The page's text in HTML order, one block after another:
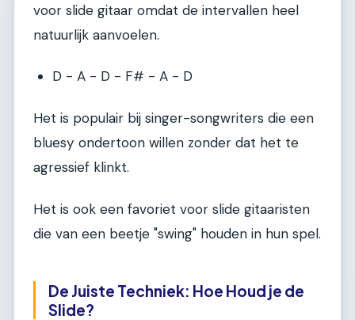
voor slide gitaar omdat de intervallen heel
natuurlijk aanvoelen.
D - A - D - F# - A - D
Het is populair bij singer-songwriters die een
bluesy ondertoon willen zonder dat het te
agressief klinkt.
Het is ook een favoriet voor slide gitaaristen
die van een beetje "swing" houden in hun spel.
De Juiste Techniek: Hoe Houd je de
Slide?